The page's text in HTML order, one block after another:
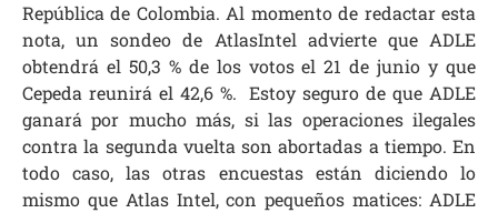
República de Colombia. Al momento de redactar esta
nota, un sondeo de AtlasIntel advierte que ADLE
obtendrá el 50,3 % de los votos el 21 de junio y que
Cepeda reunirá el 42,6 %. Estoy seguro de que ADLE
ganará por mucho más, si las operaciones ilegales
contra la segunda vuelta son abortadas a tiempo. En
todo caso, las otras encuestas están diciendo lo
mismo que Atlas Intel, con pequeños matices: ADLE